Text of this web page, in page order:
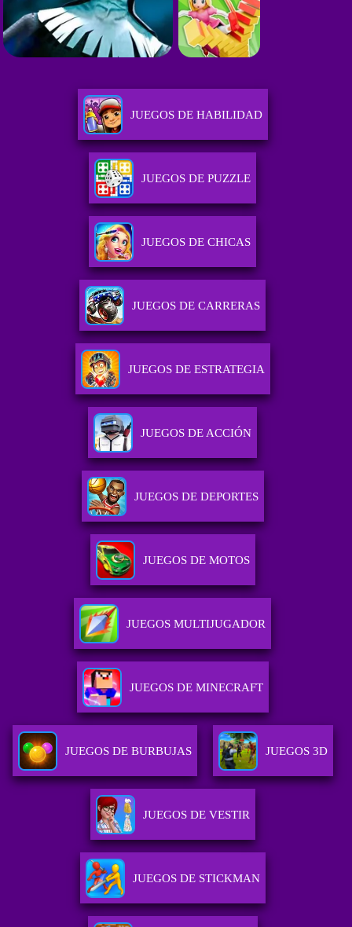
JUEGOS DE HABILIDAD
JUEGOS DE PUZZLE
JUEGOS DE CHICAS
JUEGOS DE CARRERAS
JUEGOS DE ESTRATEGIA
JUEGOS DE ACCIÓN
JUEGOS DE DEPORTES
JUEGOS DE MOTOS
JUEGOS MULTIJUGADOR
JUEGOS DE MINECRAFT
JUEGOS DE BURBUJAS JUEGOS 3D
JUEGOS DE VESTIR
JUEGOS DE STICKMAN